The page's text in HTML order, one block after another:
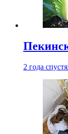
2 года спустя